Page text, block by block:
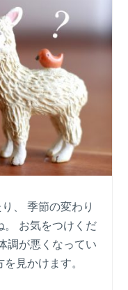
し
ラ
、 季節の変わり
。 お気をつけくだ
が悪くなってい
見かけます。